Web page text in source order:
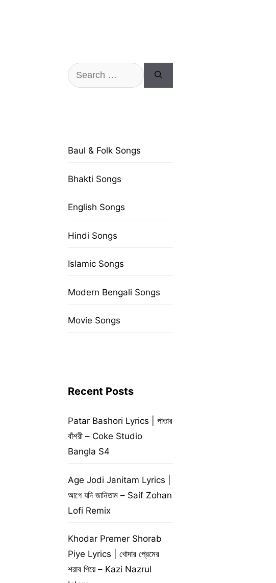
Search
for:
Baul & Folk Songs
Bhakti Songs
English Songs
Hindi Songs
Islamic Songs
Modern Bengali Songs
Movie Songs
Recent Posts
Patar Bashori Lyrics | পাতার
বাঁশরী – Coke Studio
Bangla S4
Age Jodi Janitam Lyrics |
আগে যদি জানিতাম – Saif Zohan
Lofi Remix
Khodar Premer Shorab
Piye Lyrics | খোদার প্রেমের
শরাব পিয়ে – Kazi Nazrul